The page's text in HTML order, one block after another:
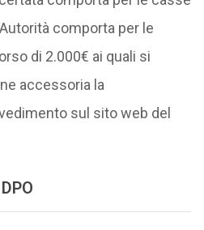
comporta per le
di 2.000€ ai quali si
accessoria la
sul sito web del